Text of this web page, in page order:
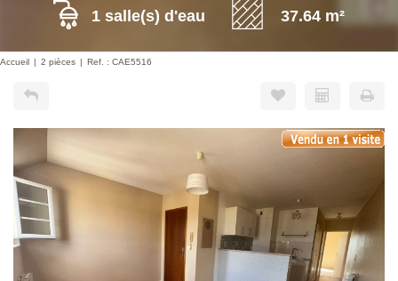
1 salle(s) d'eau
37.64 m²
Accueil 2 pièces Ref. : CAE5516